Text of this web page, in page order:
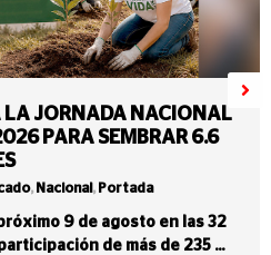
JORNADA NACIONAL
PARA SEMBRAR 6.6
, Nacional , Portada
9 de agosto en las 32
de más de 235 …